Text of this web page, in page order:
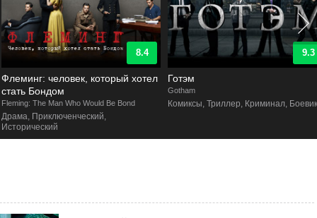
8.4
Флеминг: человек, который хотел
стать Бондом
Fleming: The Man Who Would Be Bond
Драма, Приключенческий,
Исторический
9.3
Готэм
Gotham
Комиксы, Триллер, Криминал, Боевик